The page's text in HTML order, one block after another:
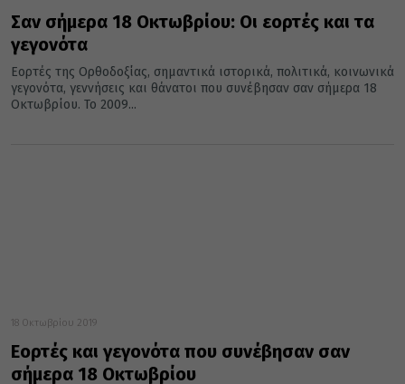
Σαν σήμερα 18 Οκτωβρίου: Οι εορτές και τα
γεγονότα
Εορτές της Ορθοδοξίας, σημαντικά ιστορικά, πολιτικά, κοινωνικά
γεγονότα, γεννήσεις και θάνατοι που συνέβησαν σαν σήμερα 18
Οκτωβρίου. Το 2009...
18 Οκτωβρίου 2019
Εορτές και γεγονότα που συνέβησαν σαν
σήμερα 18 Οκτωβρίου